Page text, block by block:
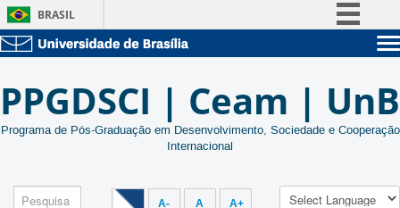
BRASIL
Participe
Acesso à informação
Canais
Unidades acadêmicas
Estude na UnB
Graduação
Pós-Graduação
PPGDSCI | Ceam | UnB
Programa de Pós-Graduação em Desenvolvimento, Sociedade e Cooperação
Internacional
A- A A+